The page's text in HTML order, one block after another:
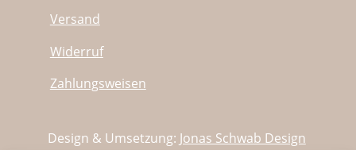
Versand
Widerruf
Zahlungsweisen
Design & Umsetzung: Jonas Schwab Design